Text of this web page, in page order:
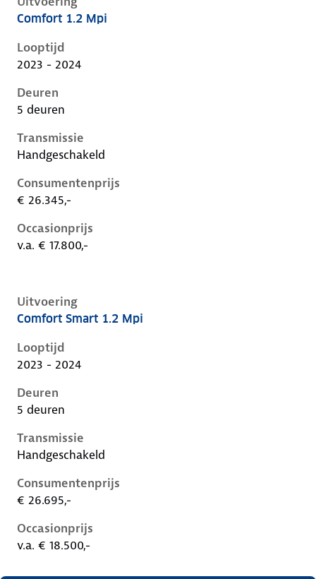
Hyundai I20 iii-1e-facelift, 1.2 mpi, 62 kW, Benzine, 5
Comfort 1.2 Mpi
Looptijd
2023 - 2024
Deuren
5 deuren
Transmissie
Handgeschakeld
Consumentenprijs
€ 26.345,-
Occasionprijs
v.a. € 17.800,-
Uitvoering
Hyundai I20 iii-1e-facelift, 1.2 mpi, 62 kW, Benzine, 5
Comfort Smart 1.2 Mpi
Looptijd
2023 - 2024
Deuren
5 deuren
Transmissie
Handgeschakeld
Consumentenprijs
€ 26.695,-
Occasionprijs
v.a. € 18.500,-